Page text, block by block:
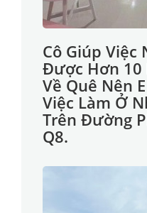
Cô Giúp Việc
Được Hơn 10
Về Quê Nên
Việc Làm Ở
Trên Đường
Q8.